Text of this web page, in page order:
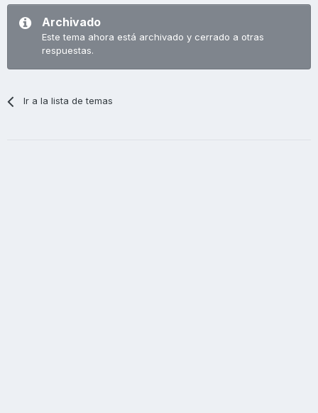
Archivado
Este tema ahora está archivado y cerrado a otras
respuestas.
Ir a la lista de temas